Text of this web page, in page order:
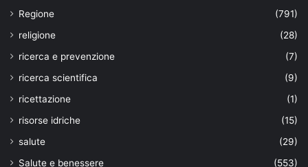
Regione
(791)
religione
(28)
ricerca e prevenzione
(7)
ricerca scientifica
(9)
ricettazione
(1)
risorse idriche
(15)
salute
(29)
Salute e benessere
(553)